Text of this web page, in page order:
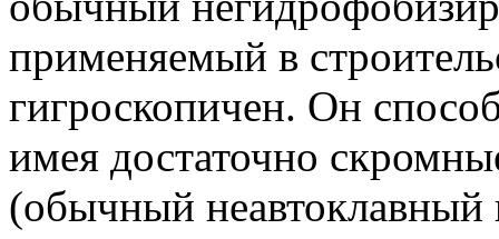
применяемый в
гигроскопичен. Он
имея достаточно
(обычный неавтоклавный